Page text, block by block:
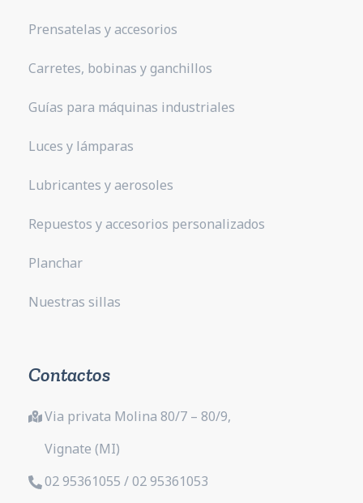
Prensatelas y accesorios
Carretes, bobinas y ganchillos
Guías para máquinas industriales
Luces y lámparas
Lubricantes y aerosoles
Repuestos y accesorios personalizados
Planchar
Nuestras sillas
Contactos
Via privata Molina 80/7 – 80/9,
Vignate (MI)
02 95361055 / 02 95361053